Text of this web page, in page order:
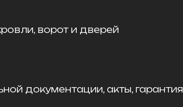
ворот и дверей
документации, акты, гарантия